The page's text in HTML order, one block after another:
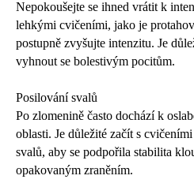
Nepokoušejte se ihned vrátit k
lehkými cvičeními, jako je
postupně zvyšujte intenzitu. Je
vyhnout se bolestivým pocitům.
Posilování svalů
Po zlomenině často dochází k
oblasti. Je důležité začít s
svalů, aby se podpořila stabilita
opakovaným zraněním.